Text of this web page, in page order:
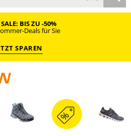
BIS ZU -50%
Deals für Sie
SPAREN